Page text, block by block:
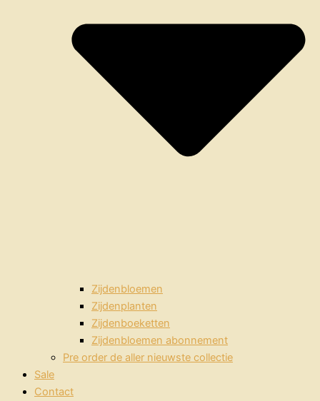
Zijdenbloemen
Zijdenplanten
Zijdenboeketten
Zijdenbloemen abonnement
Pre order de aller nieuwste collectie
Sale
Contact